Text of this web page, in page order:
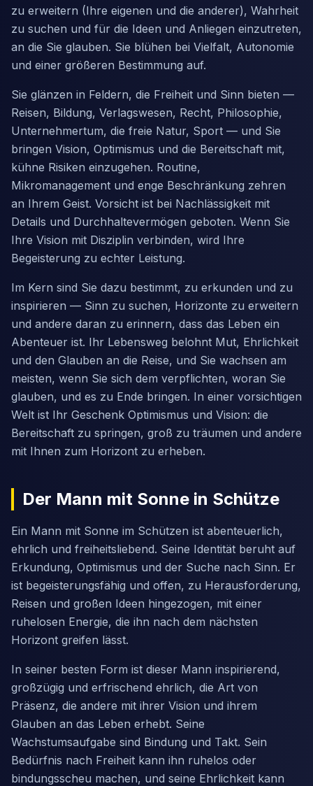
zu erweitern (Ihre eigenen und die anderer), Wahrheit
zu suchen und für die Ideen und Anliegen einzutreten,
an die Sie glauben. Sie blühen bei Vielfalt, Autonomie
und einer größeren Bestimmung auf.
Sie glänzen in Feldern, die Freiheit und Sinn bieten —
Reisen, Bildung, Verlagswesen, Recht, Philosophie,
Unternehmertum, die freie Natur, Sport — und Sie
bringen Vision, Optimismus und die Bereitschaft mit,
kühne Risiken einzugehen. Routine,
Mikromanagement und enge Beschränkung zehren
an Ihrem Geist. Vorsicht ist bei Nachlässigkeit mit
Details und Durchhaltevermögen geboten. Wenn Sie
Ihre Vision mit Disziplin verbinden, wird Ihre
Begeisterung zu echter Leistung.
Im Kern sind Sie dazu bestimmt, zu erkunden und zu
inspirieren — Sinn zu suchen, Horizonte zu erweitern
und andere daran zu erinnern, dass das Leben ein
Abenteuer ist. Ihr Lebensweg belohnt Mut, Ehrlichkeit
und den Glauben an die Reise, und Sie wachsen am
meisten, wenn Sie sich dem verpflichten, woran Sie
glauben, und es zu Ende bringen. In einer vorsichtigen
Welt ist Ihr Geschenk Optimismus und Vision: die
Bereitschaft zu springen, groß zu träumen und andere
mit Ihnen zum Horizont zu erheben.
Der Mann mit Sonne in Schütze
Ein Mann mit Sonne im Schützen ist abenteuerlich,
ehrlich und freiheitsliebend. Seine Identität beruht auf
Erkundung, Optimismus und der Suche nach Sinn. Er
ist begeisterungsfähig und offen, zu Herausforderung,
Reisen und großen Ideen hingezogen, mit einer
ruhelosen Energie, die ihn nach dem nächsten
Horizont greifen lässt.
In seiner besten Form ist dieser Mann inspirierend,
großzügig und erfrischend ehrlich, die Art von
Präsenz, die andere mit ihrer Vision und ihrem
Glauben an das Leben erhebt. Seine
Wachstumsaufgabe sind Bindung und Takt. Sein
Bedürfnis nach Freiheit kann ihn ruhelos oder
bindungsscheu machen, und seine Ehrlichkeit kann